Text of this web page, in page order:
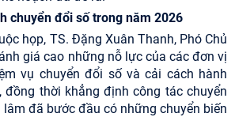
chuyển đổi số trong năm 2026
họp, TS. Đặng Xuân Thanh, Phó Chủ
giá cao những nỗ lực của các đơn vị
vụ chuyển đổi số và cải cách hành
đồng thời khẳng định công tác chuyển
lâm đã bước đầu có những chuyển biến